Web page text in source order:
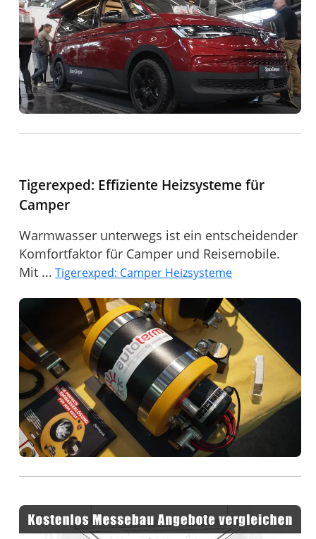
Tigerexped: Effiziente Heizsysteme für
Camper
Warmwasser unterwegs ist ein entscheidender
Komfortfaktor für Camper und Reisemobile.
Mit ... Tigerexped: Camper Heizsysteme